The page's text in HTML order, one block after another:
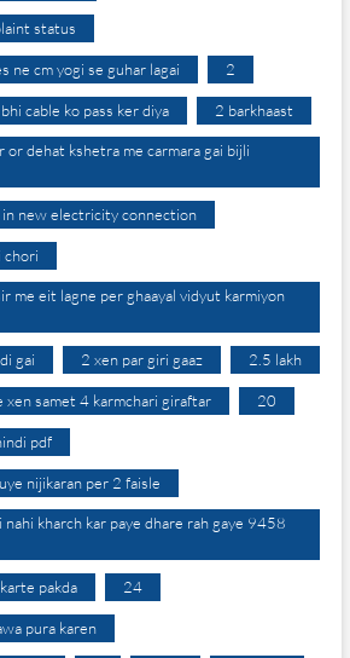
status
ne cm yogi se guhar lagai 2
cable ko pass ker diya 2 barkhaast
or dehat kshetra me carmara gai bijli
new electricity connection
chori
me eit lagne per ghaayal vidyut karmiyon
gai 2 xen par giri gaaz 2.5 lakh
samet 4 karmchari giraftar 20
pdf
nijikaran per 2 faisle
kharch kar paye dhare rah gaye 9458
pakda 24
pura karen